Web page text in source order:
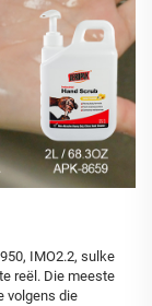
IMO2.2, sulke
reël. Die meeste
volgens die